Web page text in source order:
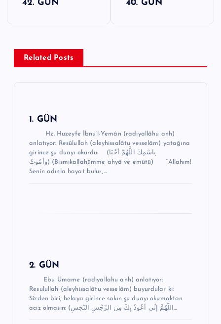
e
42. GÜN 40. GÜN
Related Posts
1. GÜN
Hz. Huzeyfe İbnu’l-Yemân (radıyallâhu anh)
anlatıyor: Resûlullah (aleyhissalâtu vesselâm) yatağına
girince şu duayı okurdu: (بِاسْمِكَ اللَّهُمَّ أحْيَا
وَأمُوتُ) (Bismikallahümme ahyâ ve emûtü) “Allahım!
Senin adınla hayat bulur,…
2. GÜN
Ebu Ümame (radıyallahu anh) anlatıyor:
Resulullah (aleyhissalâtu vesselâm) buyurdular ki:
Sizden biri, helaya girince sakın şu duayı okumaktan
aciz olmasın: (اللَّهُمَّ إنِّي أعُوذُ بِكَ مِنَ الرِّجْسِ النَّجَسِ…